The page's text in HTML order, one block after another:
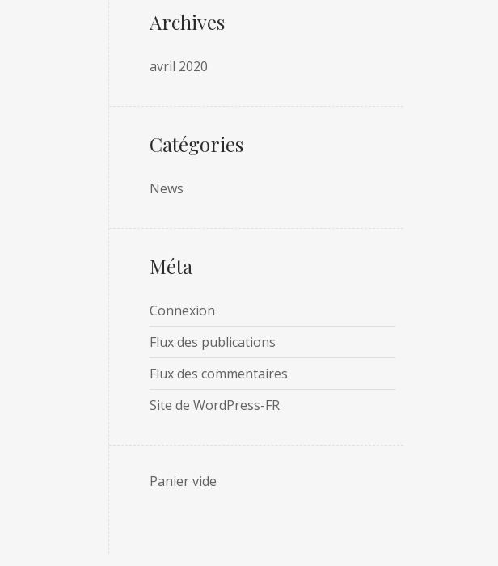
Archives
avril 2020
Catégories
News
Méta
Connexion
Flux des publications
Flux des commentaires
Site de WordPress-FR
Panier vide